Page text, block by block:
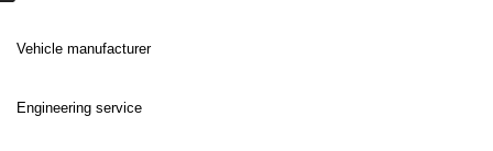
Vehicle manufacturer
Engineering service